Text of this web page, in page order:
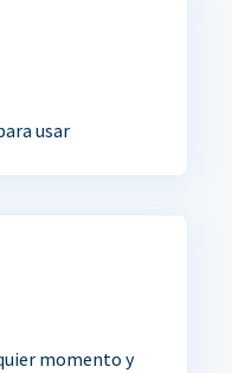
usar
momento y